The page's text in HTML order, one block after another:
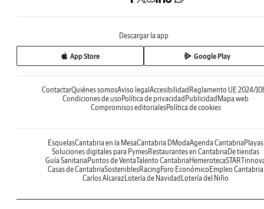
Descargar la app
App Store Google Play
ContactarQuiénes somosAviso legal Accesibilidad Reglamento UE 2024/
Condiciones de uso Política de privacidad Publicidad Mapa web
Compromisos editorialesPolítica de cookies
EsquelasCantabria en la MesaCantabria DModaAgenda Cantabria Playas
Soluciones digitales para PymesRestaurantes en Cantabria De tiendas
Guía Sanitaria Puntos de VentaTalento Cantabria Hemeroteca
Casas de CantabriaSosteniblesRacing Foro Económico Empleo Cantabria
Carlos AlcarazLotería de Navidad Lotería del Niño